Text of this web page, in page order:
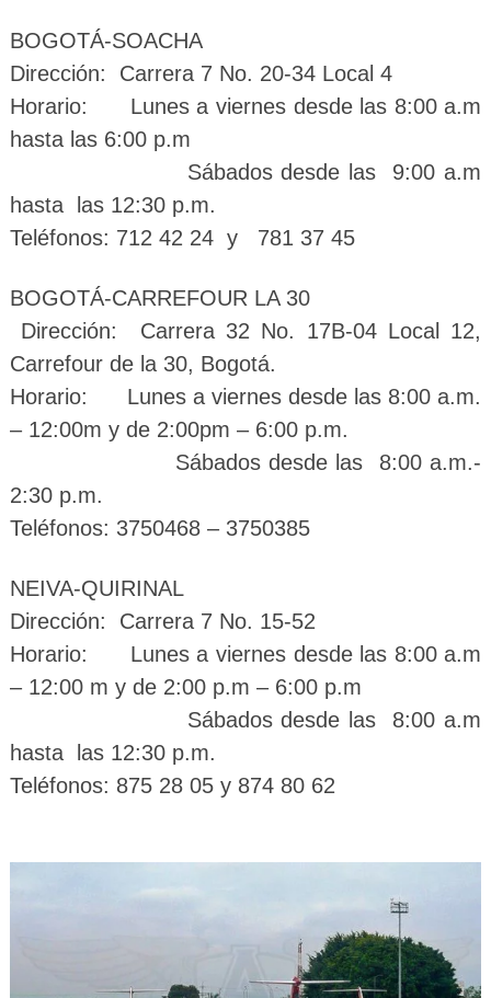
BOGOTÁ-SOACHA
Dirección: Carrera 7 No. 20-34 Local 4
Horario: Lunes a viernes desde las 8:00 a.m
hasta las 6:00 p.m
Sábados desde las 9:00 a.m
hasta las 12:30 p.m.
Teléfonos: 712 42 24 y 781 37 45
BOGOTÁ-CARREFOUR LA 30
Dirección: Carrera 32 No. 17B-04 Local 12,
Carrefour de la 30, Bogotá.
Horario: Lunes a viernes desde las 8:00 a.m.
– 12:00m y de 2:00pm – 6:00 p.m.
Sábados desde las 8:00 a.m.-
2:30 p.m.
Teléfonos: 3750468 – 3750385
NEIVA-QUIRINAL
Dirección: Carrera 7 No. 15-52
Horario: Lunes a viernes desde las 8:00 a.m
– 12:00 m y de 2:00 p.m – 6:00 p.m
Sábados desde las 8:00 a.m
hasta las 12:30 p.m.
Teléfonos: 875 28 05 y 874 80 62